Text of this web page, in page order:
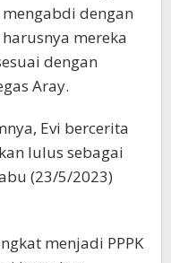
dengan
mereka
dengan
Aray.
Evi bercerita
lulus sebagai
(23/5/2023)
menjadi PPPK